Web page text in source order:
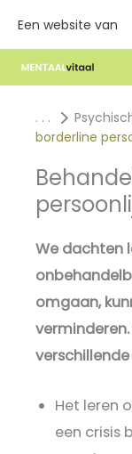
Een website van
. . .
borderline
We dachten
omgaan,
Het leren
een crisis